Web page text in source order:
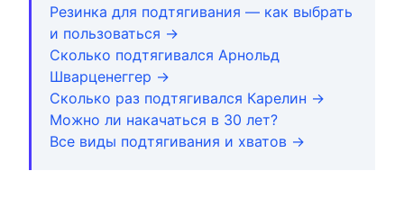
Резинка для подтягивания — как выбрать
и пользоваться →
Сколько подтягивался Арнольд
Шварценеггер →
Сколько раз подтягивался Карелин →
Можно ли накачаться в 30 лет?
Все виды подтягивания и хватов →